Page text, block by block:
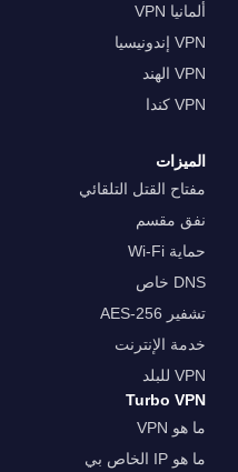
ألمانيا VPN
VPN إندونيسيا
VPN الهند
VPN كندا
الميزات
مفتاح القتل التلقائي
نفق مقسم
حماية Wi-Fi
DNS خاص
تشفير AES-256
خدمة الإنترنت
VPN للبلد
Turbo VPN
ما هو VPN
ما هو IP الخاص بي